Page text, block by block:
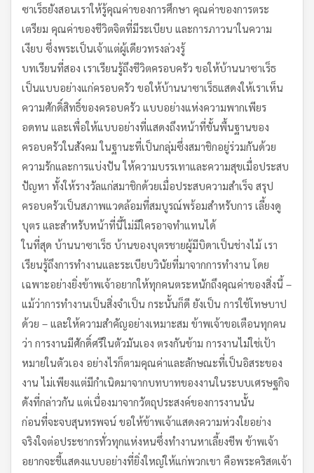
ซาเร็ธยังสอนเราให้รู้คุณค่าของการศึกษา คุณค่าของการตระ
เตรียม คุณค่าของชีวิตจิตที่มีระเบียบ และการภาวนาในความ
เงียบ ซึ่งพระเป็นเจ้าแต่ผู้เดียวทรงล่วงรู้
บทเรียนที่สอง เราเรียนรู้ถึงชีวิตครอบครัว ขอให้บ้านนาซาเร็ธ
เป็นแบบอย่างแก่ครอบครัว ขอให้บ้านนาซาเร็ธแสดงให้เราเห็น
ความศักดิ์สิทธิ์ของครอบครัว แบบอย่างแห่งความพากเพียร
อดทน และเพื่อให้แบบอย่างที่แสดงถึงหน้าที่ขั้นพื้นฐานของ
ครอบครัวในสังคม ในฐานะที่เป็นกลุ่มซึ่งสมาชิกอยู่ร่วมกันด้วย
ความรักและการแบ่งปัน ให้ความบรรเทาและความสุขเมื่อประสบ
ปัญหา ทั้งให้รางวัลแก่สมาชิกด้วยเมื่อประสบความสำเร็จ สรุป
ครอบครัวเป็นสภาพแวดล้อมที่สมบูรณ์พร้อมสำหรับการ เลี้ยงดู
บุตร และสำหรับหน้าที่นี้ไม่มีใครอาจทำแทนได้
ในที่สุด บ้านนาซาเร็ธ บ้านของบุตรชายผู้มีบิดาเป็นช่างไม้ เรา
เรียนรู้ถึงการทำงานและระเบียบวินัยที่มาจากการทำงาน โดย
เฉพาะอย่างยิ่งข้าพเจ้าอยากให้ทุกคนตระหนักถึงคุณค่าของสิ่งนี้ –
แม้ว่าการทำงานเป็นสิ่งจำเป็น กระนั้นก็ดี ยังเป็น การใช้โทษบาป
ด้วย – และให้ความสำคัญอย่างเหมาะสม ข้าพเจ้าขอเตือนทุกคน
ว่า การงานมีศักดิ์ศรีในตัวมันเอง ตรงกันข้าม การงานไม่ใช่เป้า
หมายในตัวเอง อย่างไรก็ตามคุณค่าและลักษณะที่เป็นอิสระของ
งาน ไม่เพียงแต่มีกำเนิดมาจากบทบาทของงานในระบบเศรษฐกิจ
ดังที่กล่าวกัน แต่เนื่องมาจากวัตถุประสงค์ของการงานนั้น
ก่อนที่จะจบสุนทรพจน์ ขอให้ข้าพเจ้าแสดงความห่วงใยอย่าง
จริงใจต่อประชากรทั่วทุกแห่งหนซึ่งทำงานหาเลี้ยงชีพ ข้าพเจ้า
อยากจะชี้แสดงแบบอย่างที่ยิ่งใหญ่ให้แก่พวกเขา คือพระคริสตเจ้า